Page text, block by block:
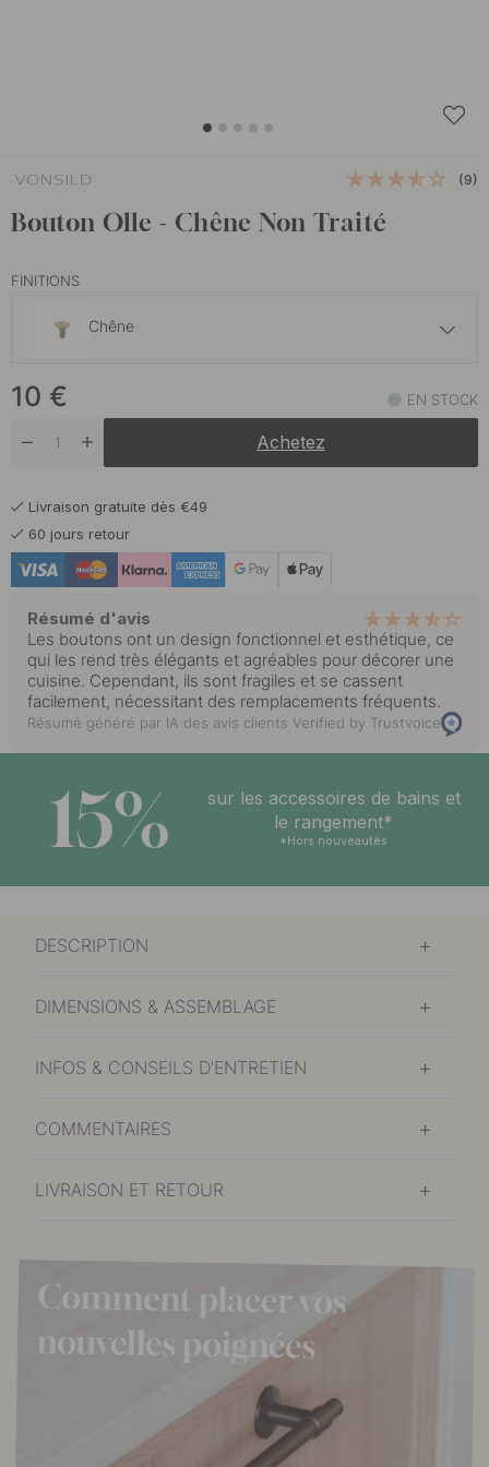
(9)
Bouton Olle - Chêne Non Traité
FINITIONS
Chêne
En stock
10 € EN STOCK
Achetez
Livraison gratuite dès €49
60 jours retour
Résumé d'avis
Les boutons ont un design fonctionnel et esthétique, ce
qui les rend très élégants et agréables pour décorer une
cuisine. Cependant, ils sont fragiles et se cassent
facilement, nécessitant des remplacements fréquents.
Résumé généré par IA des avis clients Verified by Trustvoice
15%
sur les accessoires de bains et
le rangement*
*Hors nouveautés
DESCRIPTION
DIMENSIONS & ASSEMBLAGE
INFOS & CONSEILS D'ENTRETIEN
COMMENTAIRES
LIVRAISON ET RETOUR